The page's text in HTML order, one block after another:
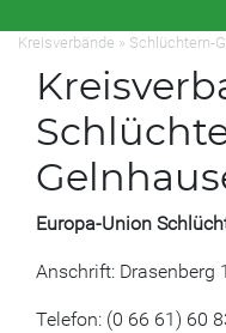
Kreisverbände » Schlüchtern-
Europa-Union
Anschrift: Drasenberg
Telefon: (0 66 61) 60